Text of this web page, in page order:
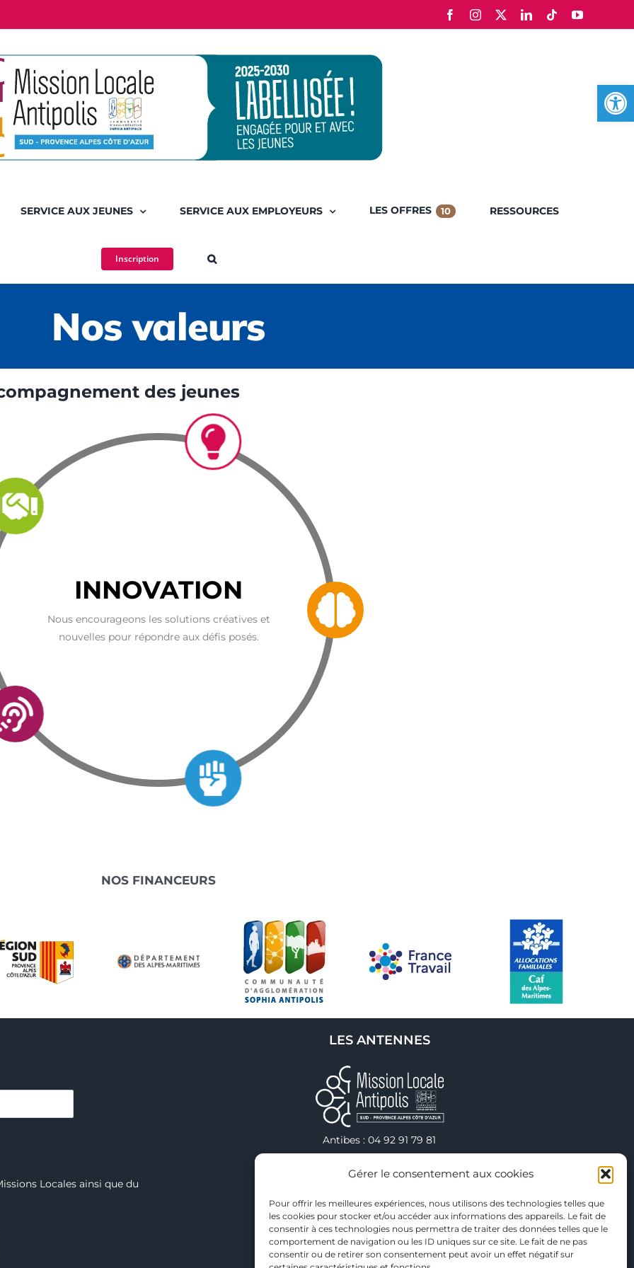
Ouvrir
Gérer le consentement aux cookies
Pour offrir les meilleures expériences, nous utilisons des technologies telles que
les cookies pour stocker et/ou accéder aux informations des appareils. Le fait de
consentir à ces technologies nous permettra de traiter des données telles que le
comportement de navigation ou les ID uniques sur ce site. Le fait de ne pas
consentir ou de retirer son consentement peut avoir un effet négatif sur
FacebookInstagram LinkedInTiktokYouTube
SERVICE AUX JEUNES SERVICE AUX EMPLOYEURS LES OFFRES 10 RESSOURCES
Inscription
Nos valeurs
des jeunes
INNOVATION
Nous encourageons les solutions créatives et
nouvelles pour répondre aux défis posés.
NOS FINANCEURS
Locales ainsi que du
LES ANTENNES
Antibes : 04 92 91 79 81
Valbonne : 04 92 91 79 75
Villeneuve-Loubet : 04 92 91 79 78